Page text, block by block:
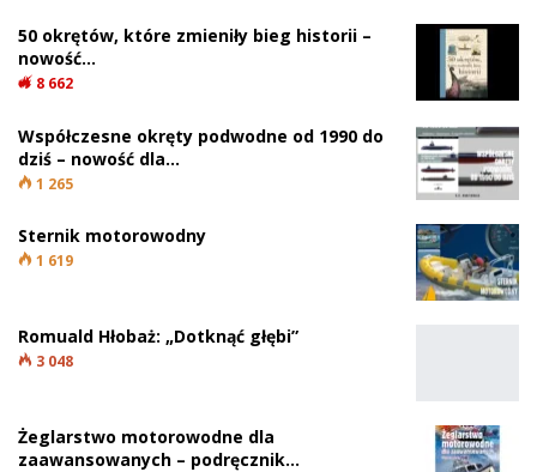
50 okrętów, które zmieniły bieg historii –
nowość…
8 662
Współczesne okręty podwodne od 1990 do
dziś – nowość dla…
1 265
Sternik motorowodny
1 619
Romuald Hłobaż: „Dotknąć głębi”
3 048
Żeglarstwo motorowodne dla
zaawansowanych – podręcznik…